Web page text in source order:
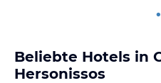
Beliebte Hotels in
Hersonissos